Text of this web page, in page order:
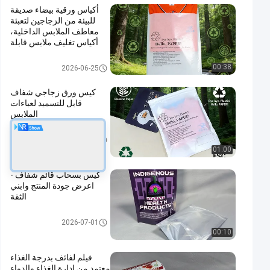
00:38
أكياس ورقية بيضاء صديقة
للبيئة من الزجاجين لتعبئة
معاطف الملابس الداخلية،
أكياس تغليف ملابس قابلة
2026-06-25
01:00
كيس ورق زجاجي شفاف
قابل للتسميد لعباءات
الملابس
00:10
كيس بسحاب قائم شفاف -
اعرض جودة المنتج وابني
الثقة
كيس تغليف المواد الغذائية
2026-07-01
فيلم لفائف بدرجة الغذاء